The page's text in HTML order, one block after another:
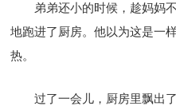
弟弟还小的时候，趁妈妈
地跑进了厨房。他以为这是一
热。
过了一会儿，厨房里飘出